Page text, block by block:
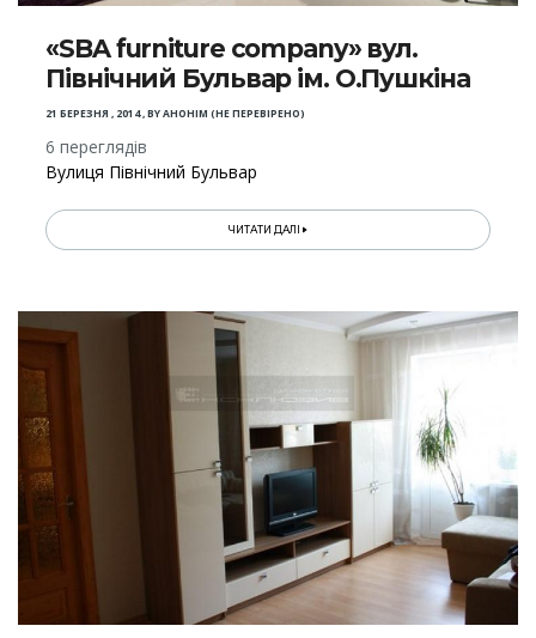
«SBA furniture company» вул.
Північний Бульвар ім. О.Пушкіна
21 БЕРЕЗНЯ , 2014,BYАНОНІМ (НЕ ПЕРЕВІРЕНО)
6 переглядів
Вулиця Північний Бульвар
ЧИТАТИ ДАЛІ